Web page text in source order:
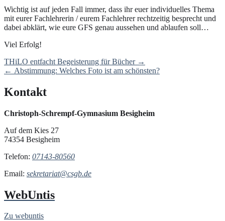
Wichtig ist auf jeden Fall immer, dass ihr euer individuelles Thema
mit eurer Fachlehrerin / eurem Fachlehrer rechtzeitig besprecht und
dabei abklärt, wie eure GFS genau aussehen und ablaufen soll…
Viel Erfolg!
Post
navigation
THiLO entfacht Begeisterung für Bücher →
← Abstimmung: Welches Foto ist am schönsten?
Kontakt
Christoph-Schrempf-Gymnasium Besigheim
Auf dem Kies 27
74354 Besigheim
Telefon: 07143-80560
Email: sekretariat@csgb.de
WebUntis
Zu webuntis